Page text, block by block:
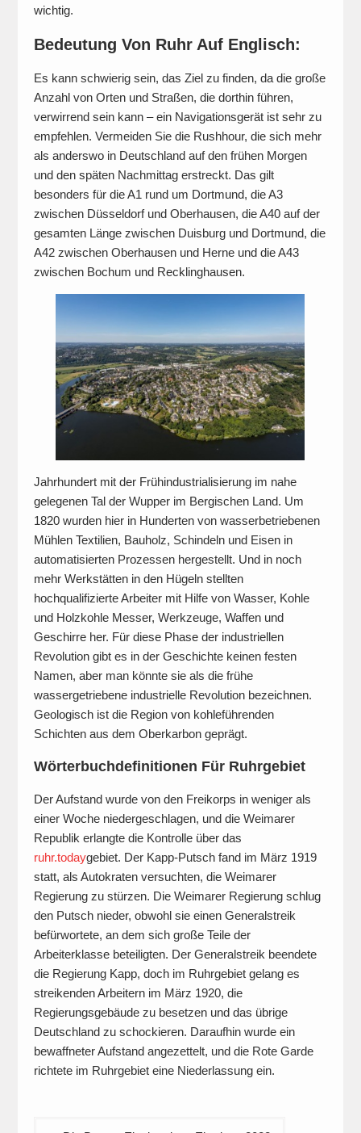
wichtig.
Bedeutung Von Ruhr Auf Englisch:
Es kann schwierig sein, das Ziel zu finden, da die große
Anzahl von Orten und Straßen, die dorthin führen,
verwirrend sein kann – ein Navigationsgerät ist sehr zu
empfehlen. Vermeiden Sie die Rushhour, die sich mehr
als anderswo in Deutschland auf den frühen Morgen
und den späten Nachmittag erstreckt. Das gilt
besonders für die A1 rund um Dortmund, die A3
zwischen Düsseldorf und Oberhausen, die A40 auf der
gesamten Länge zwischen Duisburg und Dortmund, die
A42 zwischen Oberhausen und Herne und die A43
zwischen Bochum und Recklinghausen.
Jahrhundert mit der Frühindustrialisierung im nahe
gelegenen Tal der Wupper im Bergischen Land. Um
1820 wurden hier in Hunderten von wasserbetriebenen
Mühlen Textilien, Bauholz, Schindeln und Eisen in
automatisierten Prozessen hergestellt. Und in noch
mehr Werkstätten in den Hügeln stellten
hochqualifizierte Arbeiter mit Hilfe von Wasser, Kohle
und Holzkohle Messer, Werkzeuge, Waffen und
Geschirre her. Für diese Phase der industriellen
Revolution gibt es in der Geschichte keinen festen
Namen, aber man könnte sie als die frühe
wassergetriebene industrielle Revolution bezeichnen.
Geologisch ist die Region von kohleführenden
Schichten aus dem Oberkarbon geprägt.
Wörterbuchdefinitionen Für Ruhrgebiet
Der Aufstand wurde von den Freikorps in weniger als
einer Woche niedergeschlagen, und die Weimarer
Republik erlangte die Kontrolle über das
ruhr.todaygebiet. Der Kapp-Putsch fand im März 1919
statt, als Autokraten versuchten, die Weimarer
Regierung zu stürzen. Die Weimarer Regierung schlug
den Putsch nieder, obwohl sie einen Generalstreik
befürwortete, an dem sich große Teile der
Arbeiterklasse beteiligten. Der Generalstreik beendete
die Regierung Kapp, doch im Ruhrgebiet gelang es
streikenden Arbeitern im März 1920, die
Regierungsgebäude zu besetzen und das übrige
Deutschland zu schockieren. Daraufhin wurde ein
bewaffneter Aufstand angezettelt, und die Rote Garde
richtete im Ruhrgebiet eine Niederlassung ein.
Beitrags-